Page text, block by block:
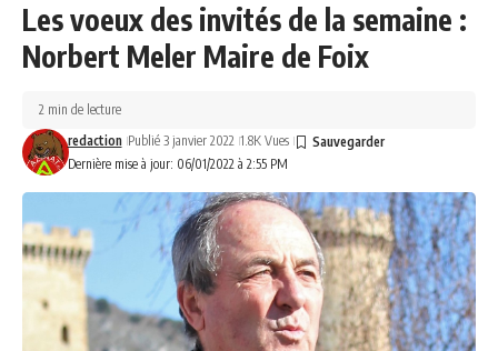
Les voeux des invités de la semaine :
Norbert Meler Maire de Foix
Dernière mise à jour: 06/01/2022 à 2:55 PM
redaction Publié 3 janvier 2022 1.8K Vues
2 min de lecture